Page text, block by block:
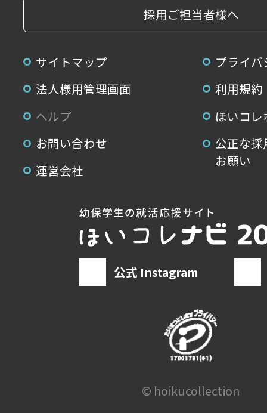
採用ご担当者様へ
サイトマップ
プライ
法人様用管理画面
利用規約
ヘルプ
ほいコ
お問い合わせ
公正な
お願い
運営会社
公式 Instagram
© hoikucollection